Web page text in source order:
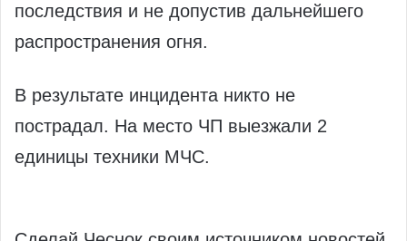
последствия и не допустив дальнейшего
распространения огня.
В результате инцидента никто не
пострадал. На место ЧП выезжали 2
единицы техники МЧС.